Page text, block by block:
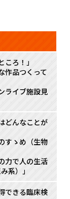
ろ！」
作品つくって
ライブ施設見
どんなことが
すゝめ（生物
力で人の生活
系）」
できる臨床検